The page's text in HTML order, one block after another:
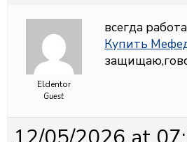
Eldentor
Guest
всегда
Купить